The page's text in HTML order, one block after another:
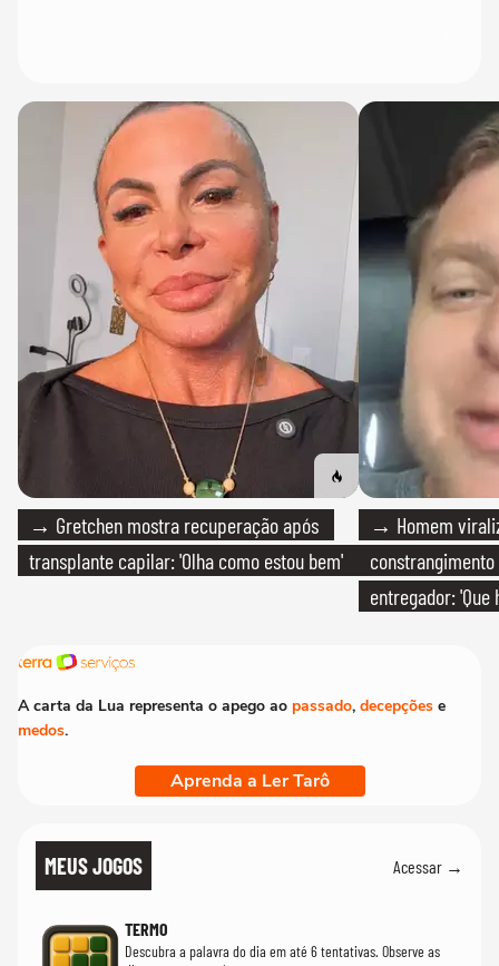
→ Gretchen mostra recuperação após
transplante capilar: 'Olha como estou bem'
→ Homem
entregador: 'Que
A carta da Lua representa o apego ao passado, decepções e
medos.
Aprenda a Ler Tarô
MEUS JOGOS Acessar →
TERMO
Descubra a palavra do dia em até 6 tentativas. Observe as